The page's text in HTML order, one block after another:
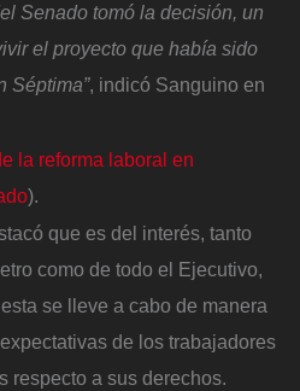
Senado tomó la decisión, un
el proyecto que había sido
Séptima”, indicó Sanguino en
la reforma laboral en
).
que es del interés, tanto
como de todo el Ejecutivo,
se lleve a cabo de manera
de los trabajadores
respecto a sus derechos.